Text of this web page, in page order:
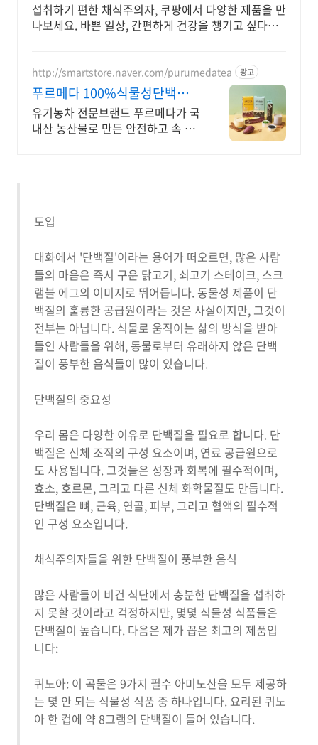
섭취하기 편한 채식주의자, 쿠팡에서 다양한 제품을 만
나보세요. 바쁜 일상, 간편하게 건강을 챙기고 싶다면
http://smartstore.naver.com/purumedatea 광고
푸르메다 100%식물성단백질
완두고구마! 완두흑임자!
유기농차 전문브랜드 푸르메다가 국
내산 농산물로 만든 안전하고 속 편
도입
대화에서 '단백질'이라는 용어가 떠오르면, 많은 사람
들의 마음은 즉시 구운 닭고기, 쇠고기 스테이크, 스크
램블 에그의 이미지로 뛰어듭니다. 동물성 제품이 단
백질의 훌륭한 공급원이라는 것은 사실이지만, 그것이
전부는 아닙니다. 식물로 움직이는 삶의 방식을 받아
들인 사람들을 위해, 동물로부터 유래하지 않은 단백
질이 풍부한 음식들이 많이 있습니다.
단백질의 중요성
우리 몸은 다양한 이유로 단백질을 필요로 합니다. 단
백질은 신체 조직의 구성 요소이며, 연료 공급원으로
도 사용됩니다. 그것들은 성장과 회복에 필수적이며,
효소, 호르몬, 그리고 다른 신체 화학물질도 만듭니다.
단백질은 뼈, 근육, 연골, 피부, 그리고 혈액의 필수적
인 구성 요소입니다.
채식주의자들을 위한 단백질이 풍부한 음식
많은 사람들이 비건 식단에서 충분한 단백질을 섭취하
지 못할 것이라고 걱정하지만, 몇몇 식물성 식품들은
단백질이 높습니다. 다음은 제가 꼽은 최고의 제품입
니다:
퀴노아: 이 곡물은 9가지 필수 아미노산을 모두 제공하
는 몇 안 되는 식물성 식품 중 하나입니다. 요리된 퀴노
아 한 컵에 약 8그램의 단백질이 들어 있습니다.